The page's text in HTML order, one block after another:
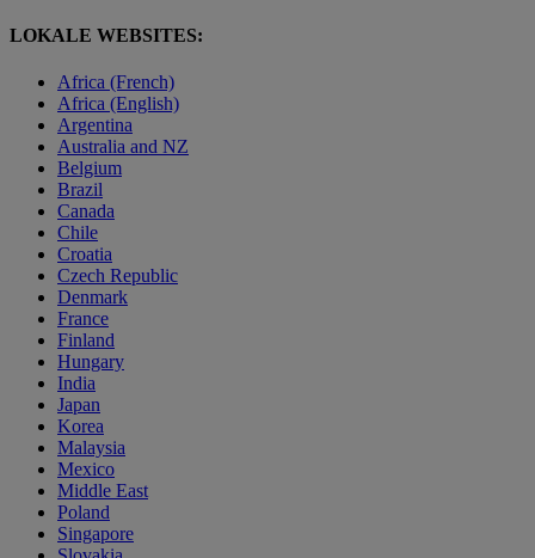
LOKALE WEBSITES:
Africa (French)
Africa (English)
Argentina
Australia and NZ
Belgium
Brazil
Canada
Chile
Croatia
Czech Republic
Denmark
France
Finland
Hungary
India
Japan
Korea
Malaysia
Mexico
Middle East
Poland
Singapore